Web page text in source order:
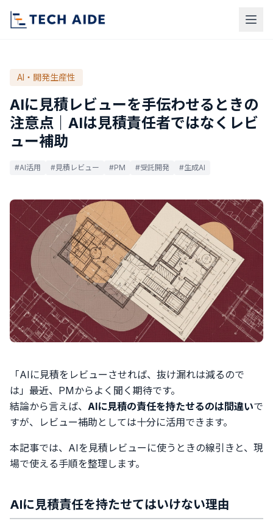
AI・開発生産性
AIに見積レビューを手伝わせるときの
注意点｜AIは見積責任者ではなくレビ
ュー補助
#AI活用 #見積レビュー #PM #受託開発 #生成AI
「AIに見積をレビューさせれば、抜け漏れは減るので
は」――最近、PMからよく聞く期待です。
結論から言えば、 AIに見積の責任を持たせるのは間違いで
すが、レビュー補助としては十分に活用できます。
本記事では、AIを見積レビューに使うときの線引きと、現
場で使える手順を整理します。
AIに見積責任を持たせてはいけない理由